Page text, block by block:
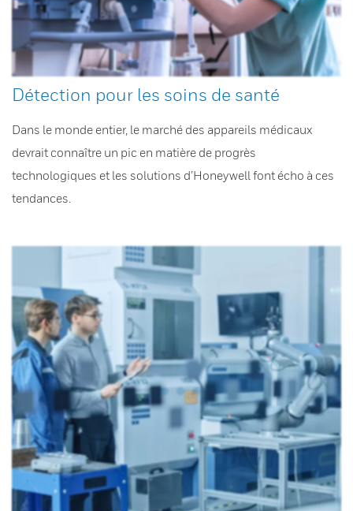
Détection pour les soins de santé
Dans le monde entier, le marché des appareils médicaux
devrait connaître un pic en matière de progrès
technologiques et les solutions d’Honeywell font écho à ces
tendances.